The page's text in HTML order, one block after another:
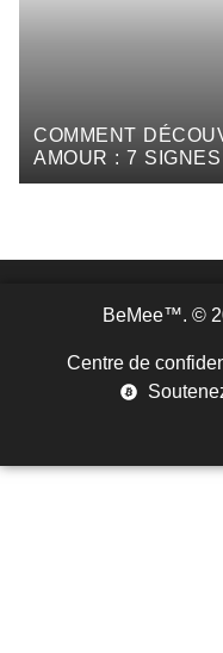
COMMENT
AMOUR : 7
BeMee™. ©
Centre de